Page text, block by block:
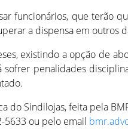
funcionários, que terão
a dispensa em outros
existindo a opção de
penalidades
do Sindilojas, feita pela
5633 ou pelo email